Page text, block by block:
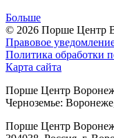
Больше
© 2026 Порше Центр
Правовое
Политика обработки
Карта сайта
Порше Центр
Черноземье:
Порше Центр